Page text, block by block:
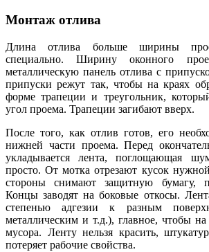
Монтаж отлива
Длина отлива больше ширины
специально. Ширину оконного
металлическую панель отлива с
припуски режут так, чтобы на краях
форме трапеции и треугольник,
угол проема. Трапеции загибают вверх.
После того, как отлив готов, его
нижней части проема. Перед
укладывается лента, поглощающая
просто. От мотка отрезают кусок
стороны снимают защитную бумагу,
Концы заводят на боковые откосы.
степенью адгезии к разным
металлическим и т.д.), главное, чтобы
мусора. Ленту нельзя красить,
потеряет рабочие свойства.